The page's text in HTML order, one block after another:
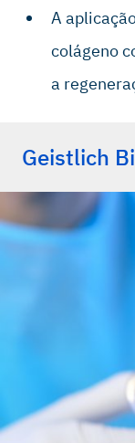
A
colágeno
a
Geistlich